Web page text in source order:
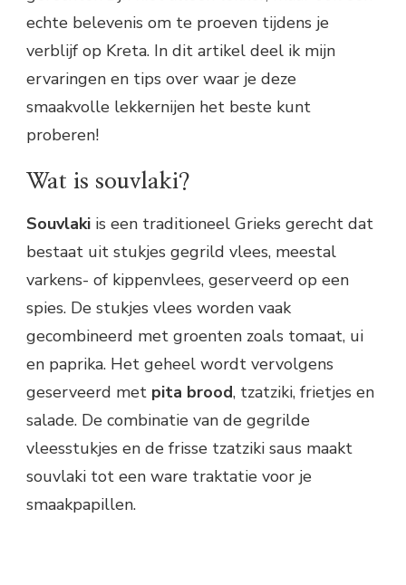
echte belevenis om te proeven tijdens je
verblijf op Kreta. In dit artikel deel ik mijn
ervaringen en tips over waar je deze
smaakvolle lekkernijen het beste kunt
proberen!
Wat is souvlaki?
Souvlaki is een traditioneel Grieks gerecht dat
bestaat uit stukjes gegrild vlees, meestal
varkens- of kippenvlees, geserveerd op een
spies. De stukjes vlees worden vaak
gecombineerd met groenten zoals tomaat, ui
en paprika. Het geheel wordt vervolgens
geserveerd met pita brood, tzatziki, frietjes en
salade. De combinatie van de gegrilde
vleesstukjes en de frisse tzatziki saus maakt
souvlaki tot een ware traktatie voor je
smaakpapillen.